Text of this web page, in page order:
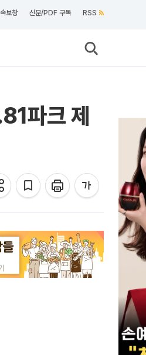
속보창 신문/PDF 구독 RSS
파크 제